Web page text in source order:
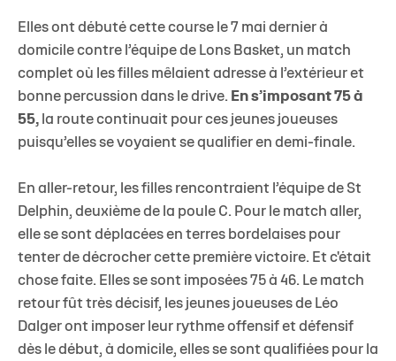
Elles ont débuté cette course le 7 mai dernier à
domicile contre l’équipe de Lons Basket, un match
complet où les filles mêlaient adresse à l’extérieur et
bonne percussion dans le drive. En s’imposant 75 à
55, la route continuait pour ces jeunes joueuses
puisqu’elles se voyaient se qualifier en demi-finale.
En aller-retour, les filles rencontraient l’équipe de St
Delphin, deuxième de la poule C. Pour le match aller,
elle se sont déplacées en terres bordelaises pour
tenter de décrocher cette première victoire. Et c'était
chose faite. Elles se sont imposées 75 à 46. Le match
retour fût très décisif, les jeunes joueuses de Léo
Dalger ont imposer leur rythme offensif et défensif
dès le début, à domicile, elles se sont qualifiées pour la